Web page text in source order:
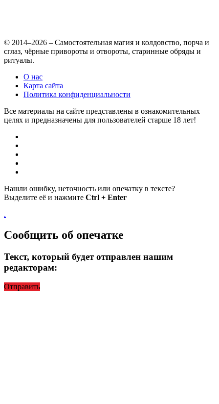
© 2014–2026 – Самостоятельная магия и колдовство, порча и
сглаз, чёрные привороты и отвороты, старинные обряды и
ритуалы.
О нас
Карта сайта
Политика конфиденциальности
Все материалы на сайте представлены в ознакомительных
целях и предназначены для пользователей старше 18 лет!
Нашли ошибку, неточность или опечатку в тексте?
Выделите её и нажмите Ctrl + Enter
.
Сообщить об опечатке
Текст, который будет отправлен нашим
редакторам:
Отправить